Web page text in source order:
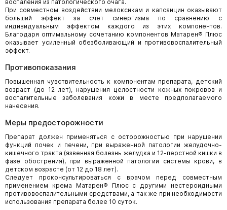
воспаления из патологического очага.
При совместном воздействии мелоксикам и капсаицин оказывают
больший эффект за счет синергизма по сравнению с
индивидуальным эффектом каждого из этих компонентов.
Благодаря оптимальному сочетанию компонентов Матарен® Плюс
оказывает усиленный обезболивающий и противовоспалительный
эффект.
Противопоказания
Повышенная чувствительность к компонентам препарата, детский
возраст (до 12 лет), нарушения целостности кожных покровов и
воспалительные заболевания кожи в месте предполагаемого
нанесения.
Меры предосторожности
Препарат должен применяться с осторожностью при нарушении
функций почек и печени, при выраженной патологии желудочно-
кишечного тракта (язвенная болезнь желудка и 12-перстной кишки в
фазе обострения), при выраженной патологии системы крови, в
детском возрасте (от 12 до 18 лет).
Следует проконсультироваться с врачом перед совместным
применением крема Матарен® Плюс с другими нестероидными
противовоспалительными средствами, а так же при необходимости
использования препарата более 10 суток.